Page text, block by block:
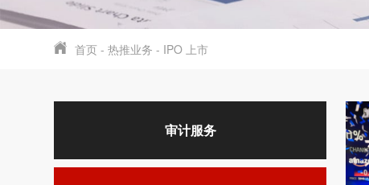
首页 -热推业务 - IPO 上市
审计服务